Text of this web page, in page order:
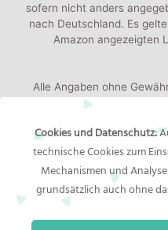
sofern nicht anders
nach Deutschland. Es
Amazon angezeigten
Alle Angaben ohne
keine verbindlichen
jeweiligen Händler oder
gelieferte Produkt kann
Cookies und Datenschutz:
technische Cookies zum
Mechanismen und
grundsätzlich auch ohne